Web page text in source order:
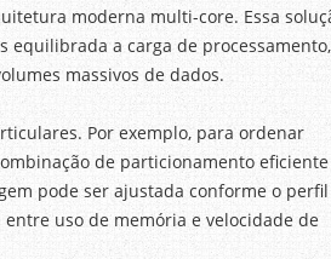
moderna multi-core. Essa
equilibrada a carga de processamento,
massivos de dados.
Por exemplo, para ordenar
de particionamento
pode ser ajustada conforme o perfil
uso de memória e velocidade de